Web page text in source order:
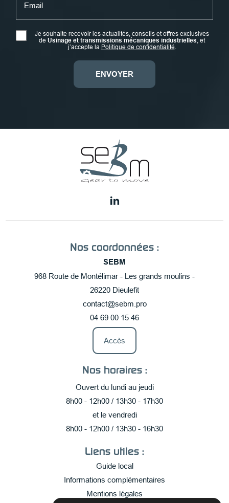
Email
Je souhaite recevoir les actualités, conseils et offres exclusives
de Usinage et transmissions mécaniques industrielles , et
j’accepte la Politique de confidentialité.
Nos coordonnées :
SEBM
968 Route de Montélimar - Les grands moulins -
26220 Dieulefit
contact@sebm.pro
04 69 00 15 46
Accès
Nos horaires :
Ouvert du lundi au jeudi
8h00 - 12h00 / 13h30 - 17h30
et le vendredi
8h00 - 12h00 / 13h30 - 16h30
Liens utiles :
Guide local
Informations complémentaires
Mentions légales